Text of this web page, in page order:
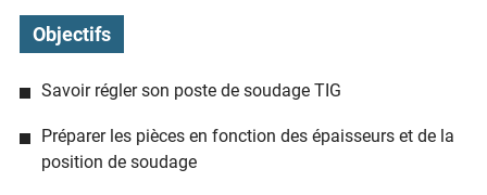
Objectifs
Savoir régler son poste de soudage TIG
Préparer les pièces en fonction des épaisseurs et de la
position de soudage